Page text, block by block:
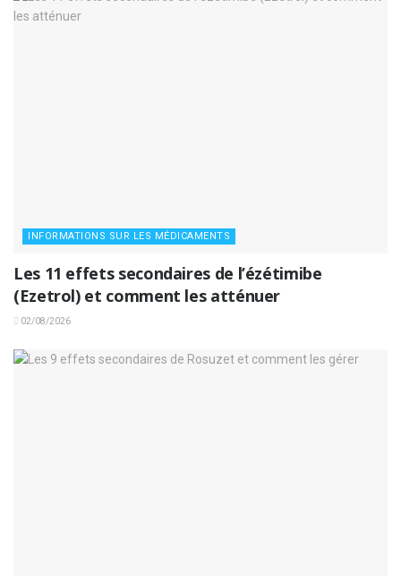
INFORMATIONS SUR LES MÉDICAMENTS
Les 11 effets secondaires de l’ézétimibe
(Ezetrol) et comment les atténuer
02/08/2026